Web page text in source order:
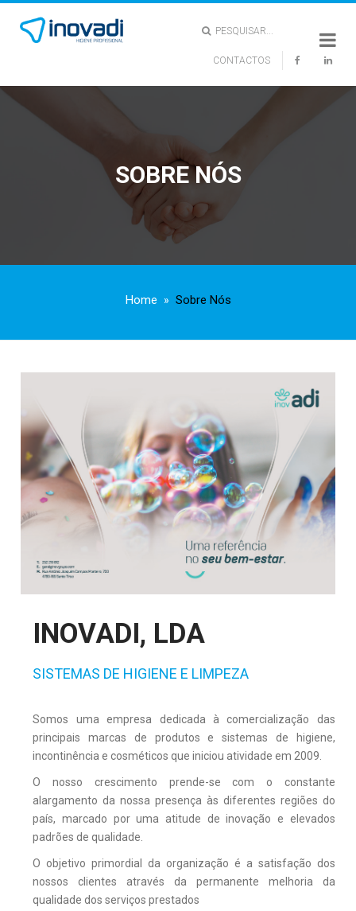
CONTACTOS
PESQUISAR...
SOBRE NÓS
Home Sobre Nós
INOVADI, LDA
SISTEMAS DE HIGIENE E LIMPEZA
Somos uma empresa dedicada à comercialização das
principais marcas de produtos e sistemas de higiene,
incontinência e cosméticos que iniciou atividade em 2009.
O nosso crescimento prende-se com o constante
alargamento da nossa presença às diferentes regiões do
país, marcado por uma atitude de inovação e elevados
padrões de qualidade.
O objetivo primordial da organização é a satisfação dos
nossos clientes através da permanente melhoria da
qualidade dos serviços prestados